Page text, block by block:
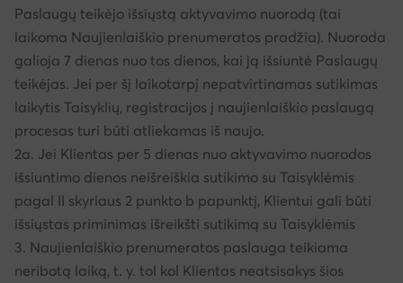
Paslaugų teikėjo išsiųstą aktyvavimo nuorodą (tai
laikoma Naujienlaiškio prenumeratos pradžia). Nuoroda
galioja 7 dienas nuo tos dienos, kai ją išsiuntė Paslaugų
teikėjas. Jei per šį laikotarpį nepatvirtinamas sutikimas
laikytis Taisyklių, registracijos į naujienlaiškio paslaugą
procesas turi būti atliekamas iš naujo.
2a. Jei Klientas per 5 dienas nuo aktyvavimo nuorodos
išsiuntimo dienos neišreiškia sutikimo su Taisyklėmis
pagal II skyriaus 2 punkto b papunktį, Klientui gali būti
išsiųstas priminimas išreikšti sutikimą su Taisyklėmis
3. Naujienlaiškio prenumeratos paslauga teikiama
neribotą laiką, t. y. tol kol Klientas neatsisakys šios